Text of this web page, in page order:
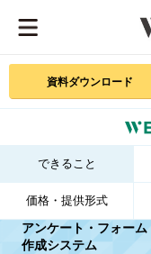
資料ダウンロード
アンケート・フォーム
作成システム
できること
価格・提供形式